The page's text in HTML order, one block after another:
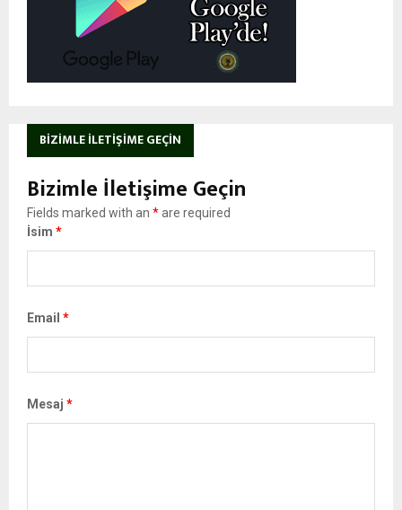
BIZIMLE İLETIŞIME GEÇIN
Bizimle İletişime Geçin
Fields marked with an *are required
İsim *
Email *
Mesaj *